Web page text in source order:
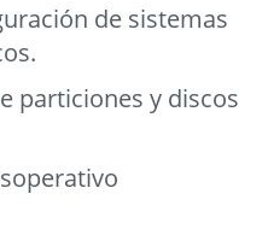
de sistemas
particiones y discos